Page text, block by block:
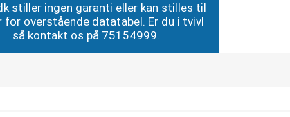
stiller ingen garanti eller kan stilles til
for overstående datatabel. Er du i tvivl
så kontakt os på 75154999.